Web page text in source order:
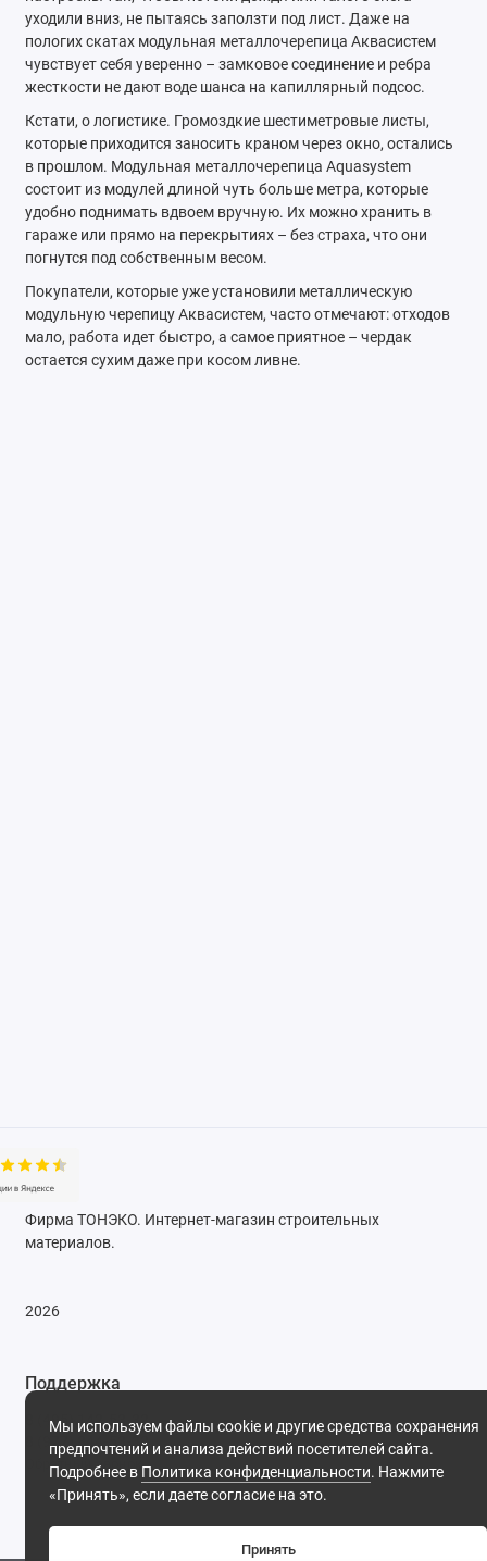
уходили вниз, не пытаясь заползти под лист. Даже на
пологих скатах модульная металлочерепица Аквасистем
чувствует себя уверенно – замковое соединение и ребра
жесткости не дают воде шанса на капиллярный подсос.
Кстати, о логистике. Громоздкие шестиметровые листы,
которые приходится заносить краном через окно, остались
в прошлом. Модульная металлочерепица Aquasystem
состоит из модулей длиной чуть больше метра, которые
удобно поднимать вдвоем вручную. Их можно хранить в
гараже или прямо на перекрытиях – без страха, что они
погнутся под собственным весом.
Покупатели, которые уже установили металлическую
модульную черепицу Аквасистем, часто отмечают: отходов
мало, работа идет быстро, а самое приятное – чердак
остается сухим даже при косом ливне.
Мы используем файлы cookie и другие средства сохранения
предпочтений и анализа действий посетителей сайта.
Подробнее в Политика конфиденциальности. Нажмите
«Принять», если даете согласие на это.
Принять
Фирма ТОНЭКО. Интернет-магазин строительных
материалов.
2026
Поддержка
8 (495) 142-53-32
8 (977) 844-53-32
Обратный звонок
ПН-ПТ: 09:30 - 18:00 СБ-ВС: выходной